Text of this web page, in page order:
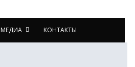
МЕДИА КОНТАКТЫ